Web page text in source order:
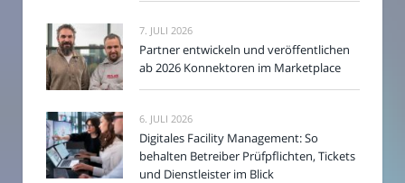
7. JULI 2026
Partner entwickeln und veröffentlichen
ab 2026 Konnektoren im Marketplace
6. JULI 2026
Digitales Facility Management: So
behalten Betreiber Prüfpflichten, Tickets
und Dienstleister im Blick